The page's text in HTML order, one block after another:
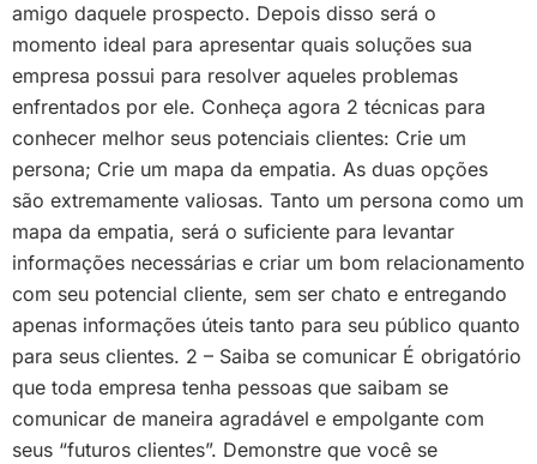
amigo daquele prospecto. Depois disso será o
momento ideal para apresentar quais soluções sua
empresa possui para resolver aqueles problemas
enfrentados por ele. Conheça agora 2 técnicas para
conhecer melhor seus potenciais clientes: Crie um
persona; Crie um mapa da empatia. As duas opções
são extremamente valiosas. Tanto um persona como um
mapa da empatia, será o suficiente para levantar
informações necessárias e criar um bom relacionamento
com seu potencial cliente, sem ser chato e entregando
apenas informações úteis tanto para seu público quanto
para seus clientes. 2 – Saiba se comunicar É obrigatório
que toda empresa tenha pessoas que saibam se
comunicar de maneira agradável e empolgante com
seus “futuros clientes”. Demonstre que você se